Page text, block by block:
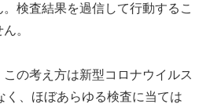
検査結果を過信して行動するこ
。
の考え方は新型コロナウイルス
く、ほぼあらゆる検査に当ては